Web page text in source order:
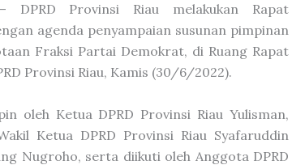
DPRD Provinsi Riau melakukan Rapat
agenda penyampaian susunan pimpinan
Fraksi Partai Demokrat, di Ruang Rapat
Provinsi Riau, Kamis (30/6/2022).
oleh Ketua DPRD Provinsi Riau Yulisman,
Ketua DPRD Provinsi Riau Syafaruddin
Nugroho, serta diikuti oleh Anggota DPRD